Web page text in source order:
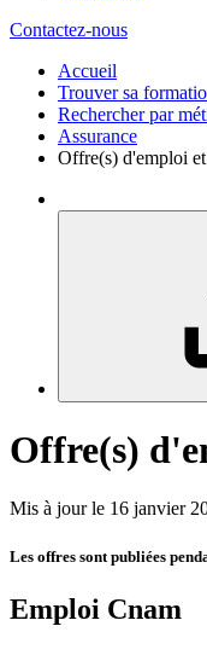
Contactez-nous
Accueil
Trouver sa
Rechercher par
Assurance
Offre(s) d'emploi
Offre(s)
Mis à jour le 16 janvier
Les offres sont publiées
Emploi Cnam